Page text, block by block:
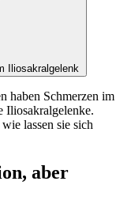
Iliosakralgelenk
haben Schmerzen im
Iliosakralgelenke.
lassen sie sich
aber